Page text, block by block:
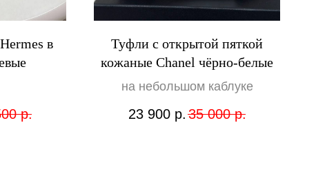
в
р.
Туфли с открытой пяткой
кожаные Chanel чёрно-белые
на небольшом каблуке
23 900 р. 35 000 р.